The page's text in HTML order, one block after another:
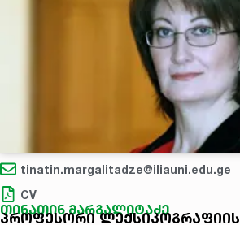
tinatin.margalitadze@iliauni.edu.ge
CV
თინათინ მარგალიტაძე
პროფესორი ლექსიკოგრაფიის